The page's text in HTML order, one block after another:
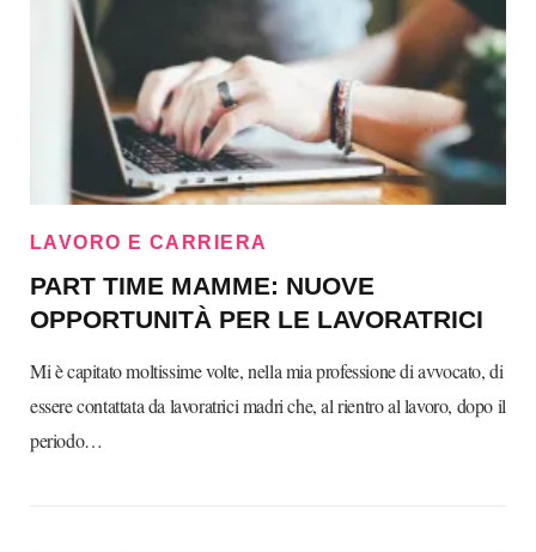
LAVORO E CARRIERA
PART TIME MAMME: NUOVE
OPPORTUNITÀ PER LE LAVORATRICI
Mi è capitato moltissime volte, nella mia professione di avvocato, di
essere contattata da lavoratrici madri che, al rientro al lavoro, dopo il
periodo…